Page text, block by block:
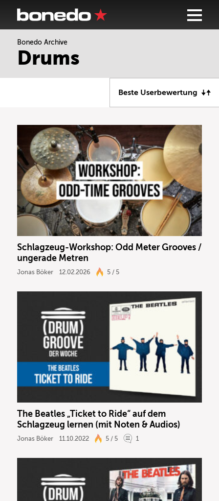
Bonedo Archive
Drums
Beste Userbewertung
Schlagzeug-Workshop: Odd Meter Grooves /
ungerade Metren
Jonas Böker 12.02.2026 5 / 5
The Beatles „Ticket to Ride“ auf dem
Schlagzeug lernen (mit Noten & Audios)
Jonas Böker 11.10.2022 5 / 5 1